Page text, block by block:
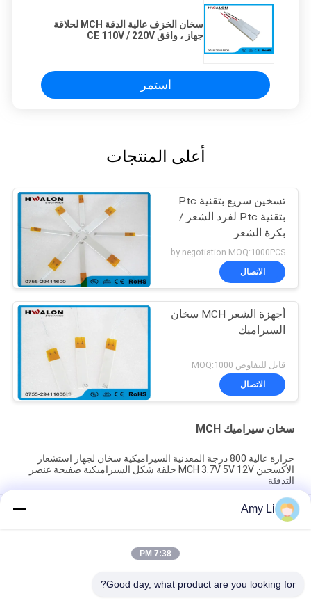
سخان الخزف عالية الدقة MCH لحلاقة
جهاز ، وافق CE 110V / 220V
استمر
أعلى المنتجات
تسخين سريع بتقنية Ptc
بتقنية Ptc لفرد الشعر /
بكرة الشعر
by negotiation MOQ:1000PCS
الاتصال
أجهزة الشعر MCH سخان
السيراميك
قابل للتفاوض MOQ:1000
الاتصال
سخان سيراميك MCH
حرارة عالية 800 درجة المعدنية السيراميكية سخان لجهاز استشعار
الأكسجين MCH 3.7V 5V 12V حلقة شكل السيراميكية صفيحة عنصر
التدفئة
تسخين Mch السيراميكي الصفيحة المربعة لتسوية الشعر 24v الصفيحة
المعزولة
Amy Li
7:38 PM
Good day, what product are you looking for?